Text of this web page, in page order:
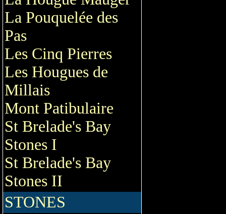
La Pouquelée des
Pas
Les Cinq Pierres
Les Hougues de
Millais
Mont Patibulaire
St Brelade's Bay
Stones I
St Brelade's Bay
Stones II
STONES